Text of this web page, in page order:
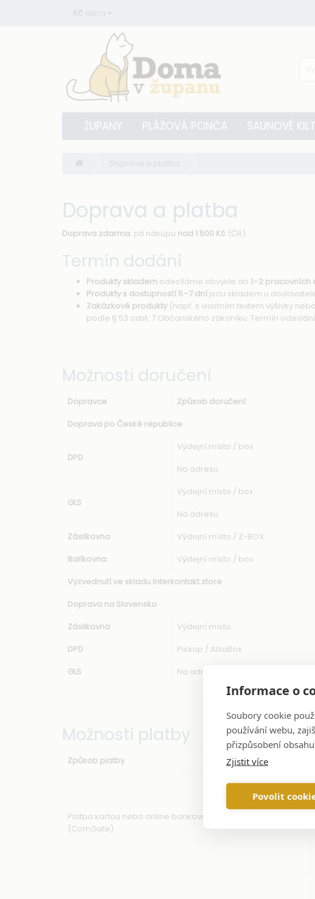
Informace o
Soubory cookie
používání webu,
přizpůsobení
Zjistit více
Povolit
Kč Měna
ŽUPANY PLÁŽOVÁ PONČA SAUNOVÉ
Doprava a platba
Doprava a platba
Doprava zdarma: při nákupu nad 1 500 Kč (ČR).
Termín dodání
Produkty skladem odesíláme obvykle do 1–2 pracovních
Produkty s dostupností 5–7 dní jsou skladem u
Zakázkové produkty (např. s vlastním textem výšivky
podle § 53 odst. 7 Občanského zákoníku. Termín
Možnosti doručení
Dopravce Způsob doručení
Doprava po České republice
DPD
Výdejní místo / box
Na adresu
GLS
Výdejní místo / box
Na adresu
Zásilkovna
Výdejní místo / Z-BOX
Balíkovna
Výdejní místo / box
Vyzvednutí ve skladu Interkontakt.store
Doprava na Slovensko
Zásilkovna
Výdejní místo
DPD Pickup / AlzaBox
GLS
Na adresu
Možnosti platby
Způsob platby
Platba kartou nebo online bankovním převodem
(ComGate)